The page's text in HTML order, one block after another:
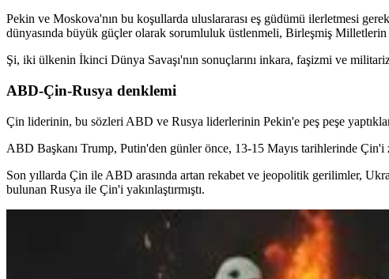
Pekin ve Moskova'nın bu koşullarda uluslararası eş güdümü ilerletmesi
dünyasında büyük güçler olarak sorumluluk üstlenmeli, Birleşmiş
Şi, iki ülkenin İkinci Dünya Savaşı'nın sonuçlarını inkara, faşizmi ve
ABD-Çin-Rusya denklemi
Çin liderinin, bu sözleri ABD ve Rusya liderlerinin Pekin'e peş peşe
ABD Başkanı Trump, Putin'den günler önce, 13-15 Mayıs tarihlerinde
Son yıllarda Çin ile ABD arasında artan rekabet ve jeopolitik gerilimler,
bulunan Rusya ile Çin'i yakınlaştırmıştı.